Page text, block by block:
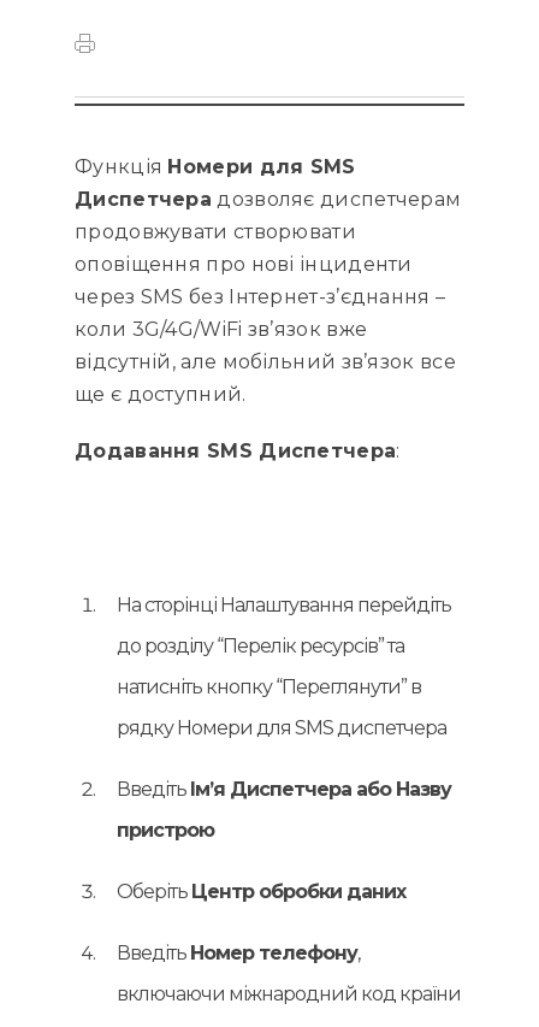
Функція Номери для SMS
Диспетчера дозволяє диспетчерам
продовжувати створювати
оповіщення про нові інциденти
через SMS без Інтернет-з’єднання –
коли 3G/4G/WiFi зв’язок вже
відсутній, але мобільний зв’язок все
ще є доступний.
Додавання SMS Диспетчера:
На сторінці Налаштування перейдіть
до розділу “Перелік ресурсів” та
натисніть кнопку “Переглянути” в
рядку Номери для SMS диспетчера
Введіть Ім’я Диспетчера або Назву
пристрою
Оберіть Центр обробки даних
Введіть Номер телефону,
включаючи міжнародний код країни